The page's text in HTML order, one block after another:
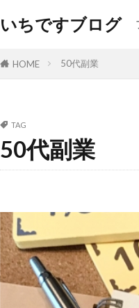
いちですブログ
HOME 50代副業
TAG
50代副業